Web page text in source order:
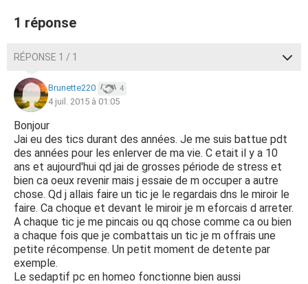
1 réponse
RÉPONSE 1 / 1
Brunette220 4
4 juil. 2015 à 01:05
Bonjour
Jai eu des tics durant des années. Je me suis battue pdt
des années pour les enlerver de ma vie. C etait il y a 10
ans et aujourd'hui qd jai de grosses période de stress et
bien ca oeux revenir mais j essaie de m occuper a autre
chose. Qd j allais faire un tic je le regardais dns le miroir le
faire. Ca choque et devant le miroir je m eforcais d arreter.
A chaque tic je me pincais ou qq chose comme ca ou bien
a chaque fois que je combattais un tic je m offrais une
petite récompense. Un petit moment de detente par
exemple.
Le sedaptif pc en homeo fonctionne bien aussi